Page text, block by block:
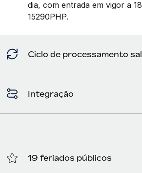
dia, com entrada em vigor a
15290PHP.
Ciclo de processamento
Integração
19 feriados públicos